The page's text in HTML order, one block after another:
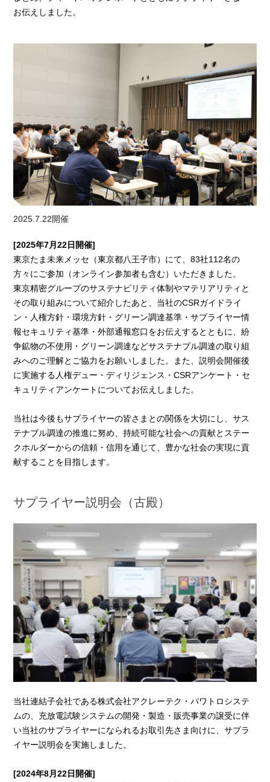
お伝えしました。
2025.7.22開催
[2025年7月22日開催]
東京たま未来メッセ（東京都八王子市）にて、83社112名の
方々にご参加（オンライン参加者も含む）いただきました。
東京精密グループのサステナビリティ体制やマテリアリティと
その取り組みについて紹介したあと、当社のCSRガイドライ
ン・人権方針・環境方針・グリーン調達基準・サプライヤー情
報セキュリティ基準・外部通報窓口をお伝えするとともに、紛
争鉱物の不使用・グリーン調達などサステナブル調達の取り組
みへのご理解とご協力をお願いしました。また、説明会開催後
に実施する人権デュー・ディリジェンス・CSRアンケート・セ
キュリティアンケートについてお伝えしました。
当社は今後もサプライヤーの皆さまとの関係を大切にし、サス
テナブル調達の推進に努め、持続可能な社会への貢献とステー
クホルダーからの信頼・信用を通じて、豊かな社会の実現に貢
献することを目指します。
サプライヤー説明会（古殿）
当社連結子会社である株式会社アクレーテク・パワトロシステ
ムの、充放電試験システムの開発・製造・販売事業の譲受に伴
い当社のサプライヤーになられるお取引先さま向けに、サプラ
イヤー説明会を実施しました。
[2024年8月22日開催]